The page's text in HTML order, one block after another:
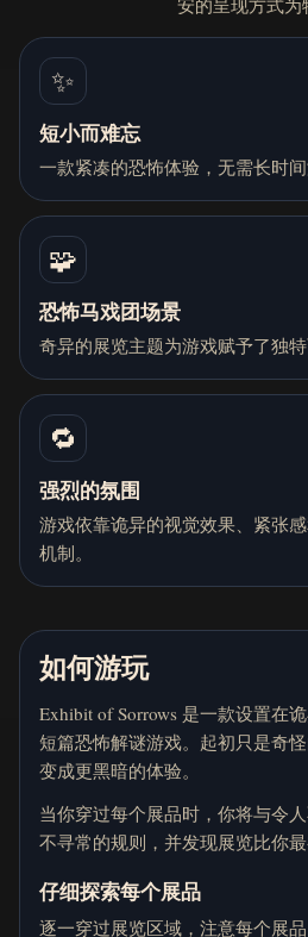
安的呈现方式为
✨
短小而难忘
一款紧凑的恐怖体验，无需长时间
🧩
恐怖马戏团场景
奇异的展览主题为游戏赋予了独特
🔁
强烈的氛围
游戏依靠诡异的视觉效果、紧张
机制。
如何游玩
Exhibit of Sorrows 是一款设置在
短篇恐怖解谜游戏。起初只是奇
变成更黑暗的体验。
当你穿过每个展品时，你将与令
不寻常的规则，并发现展览比你最
仔细探索每个展品
逐一穿过展览区域，注意每个展